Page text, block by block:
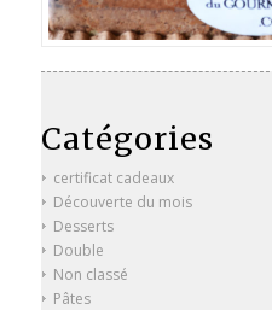
Catégories
certificat cadeaux
Découverte du mois
Desserts
Double
Non classé
Pâtes